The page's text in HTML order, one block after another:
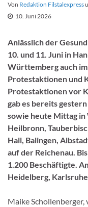
Von Redaktion Filstalexpress
10. Juni 2026
Anlässlich der
10. und 11. Juni in
Württemberg auch
Protestaktionen und
Protestaktionen vor
gab es bereits
sowie heute Mittag in
Heilbronn,
Hall, Balingen,
auf der Reichenau.
1.200 Beschäftigte.
Heidelberg,
Maike Schollenberger,